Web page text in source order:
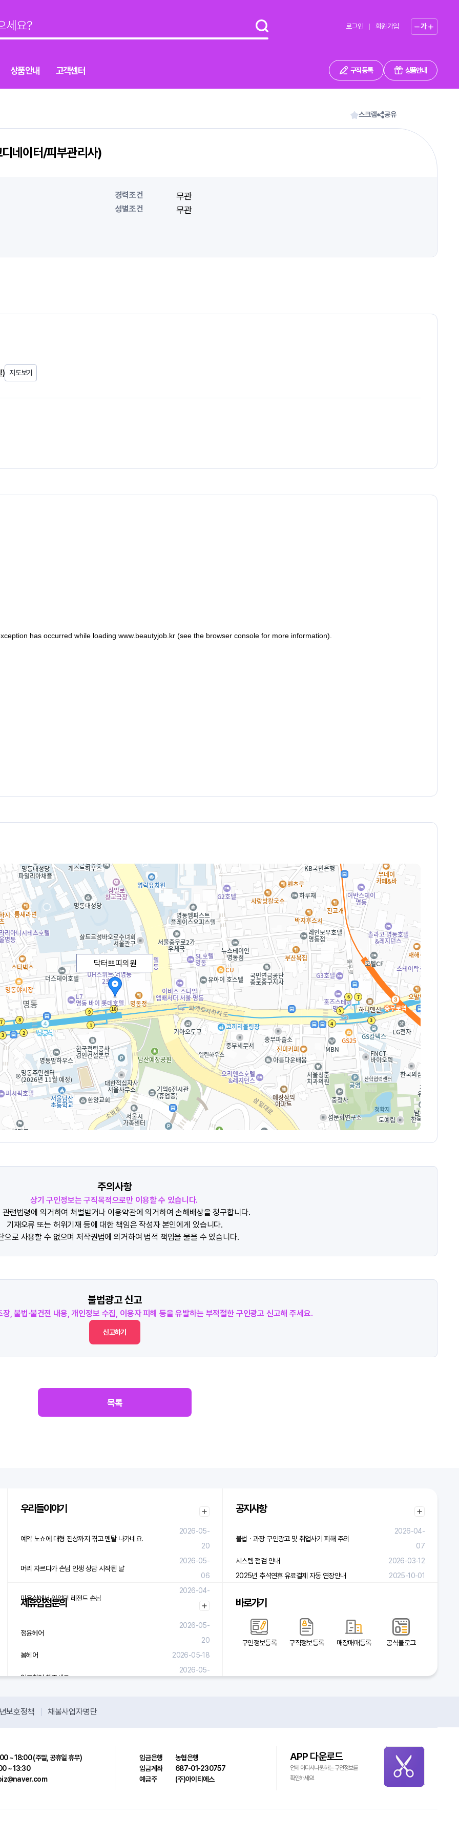
로그인 회원가입 가
상품안내 고객센터 구직 등록 상품안내
스크랩 공유
네이터/피부관리사)
경력조건 무관
성별조건 무관
) 지도보기
닥터쁘띠의원
주의사항
상기 구인정보는 구직목적으로만 이용할 수 있습니다.
관련법령에 의거하여 처벌받거나 이용약관에 의거하여 손해배상을 청구합니다.
기재오류 또는 허위기재 등에 대한 책임은 작성자 본인에게 있습니다.
으로 사용할 수 없으며 저작권법에 의거하여 법적 책임을 물을 수 있습니다.
불법광고 신고
장, 불법·불건전 내용, 개인정보 수집, 이용자 피해 등을 유발하는 부적절한 구인광고 신고해 주세요.
신고하기
목록
우리들이야기
예약 노쇼에 대형 진상까지 겪고 멘탈 나가네요.
2026-05-
20
머리 자르다가 손님 인생 상담 시작된 날
2026-05-
06
미용실에서 있었던 레전드 손님
2026-04-
29
제휴입점문의
정윤헤어
2026-05-
20
봄헤어
2026-05-18
입금확인 해주세요.
2026-05-
공지사항
불법ㆍ과장 구인광고 및 취업사기 피해 주의
2026-04-
07
시스템 점검 안내
2026-03-12
2025년 추석연휴 유료결제 자동 연장안내
2025-10-01
바로가기
구인정보등록 구직정보등록 매장매매등록 공식블로그
보호정책 채불사업자명단
~ 18:00 (주말, 공휴일 휴무)
~ 13:30
입금은행
농협은행
입금계좌
687-01-230757
예금주
(주)아이티에스
APP 다운로드
언제 어디서나 원하는 구인정보를
확인하세요!